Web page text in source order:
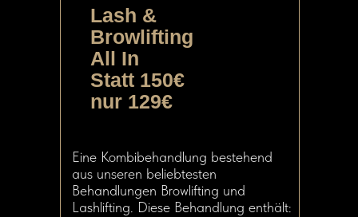
Lash &
Browlifting
All In
Statt 150€
nur 129€
Eine Kombibehandlung bestehend
aus unseren beliebtesten
Behandlungen Browlifting und
Lashlifting. Diese Behandlung enthält: